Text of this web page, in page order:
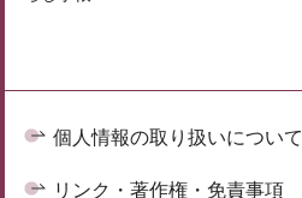
個人情報の取り扱いについて
リンク・著作権・免責事項